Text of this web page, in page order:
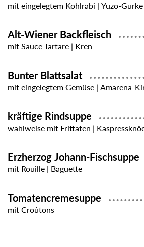
mit eingelegtem Kohlrabi | Yuzo-Gurke
Alt-Wiener Backfleisch
mit Sauce Tartare | Kren
Bunter Blattsalat
mit eingelegtem Gemüse | Amarena-
kräftige Rindsuppe
wahlweise mit Frittaten |
Erzherzog Johann-Fischsuppe
mit Rouille | Baguette
Tomatencremesuppe
mit Croûtons